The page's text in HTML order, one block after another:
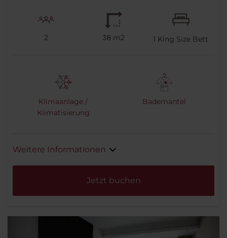
2 38 m2 1 King Size Bett
Klimaanlage /
Klimatisierung
Bademantel
Weitere Informationen
Jetzt buchen